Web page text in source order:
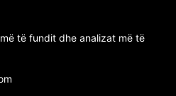
të fundit dhe analizat më të